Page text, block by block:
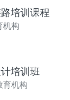
培训课程
机构
培训班
育机构